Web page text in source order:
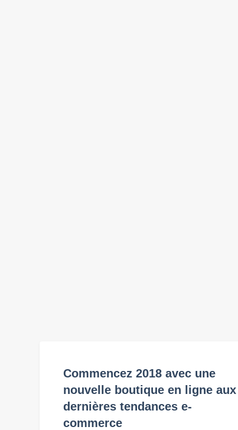
Commencez 2018 avec une
nouvelle boutique en ligne aux
dernières tendances e-
commerce